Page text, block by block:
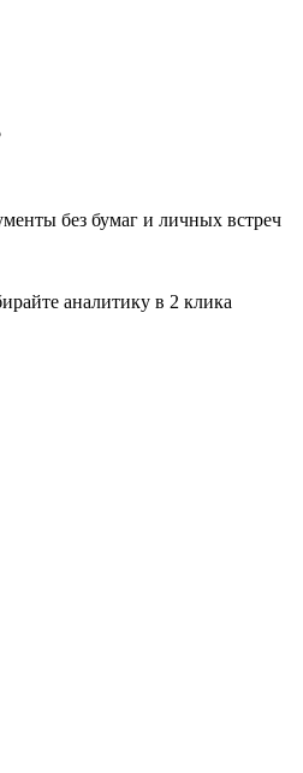
без бумаг и личных встреч
аналитику в 2 клика